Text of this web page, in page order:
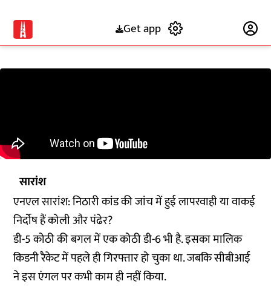
Get app
सारांश
एनएल सारांश: निठारी कांड की जांच में हुई लापरवाही या वाकई
निर्दोष हैं कोली और पंढेर?
डी-5 कोठी की बगल में एक कोठी डी-6 भी है. इसका मालिक
किडनी रैकेट में पहले ही गिरफ्तार हो चुका था. जबकि सीबीआई
ने इस एंगल पर कभी काम ही नहीं किया.